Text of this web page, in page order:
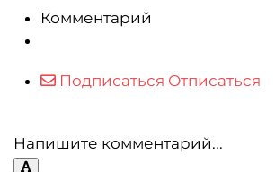
Комментарий
Подписаться Отписаться
Напишите комментарий...